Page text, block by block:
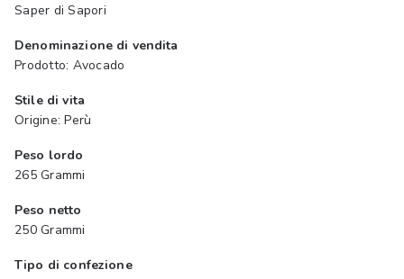
Saper di Sapori
Denominazione di vendita
Prodotto: Avocado
Stile di vita
Origine: Perù
Peso lordo
265 Grammi
Peso netto
250 Grammi
Tipo di confezione